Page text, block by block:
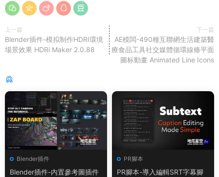
上一篇
Blender插件-模拟制作HDRI環境
場景效果 HDRi Maker 2.0.88
下一篇
AE模闆-490種互聯網生活建築醫
療食品工具社交媒體循環線條平面
圖标動畫 Animated Line Icons
Blender插件
Blender插件-内置參考圖插件
PR腳本
PR腳本-導入編輯SRT字幕腳